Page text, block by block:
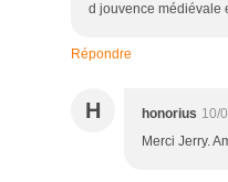
d jouvence médiévale
Répondre
H honorius 10/
Merci Jerry.